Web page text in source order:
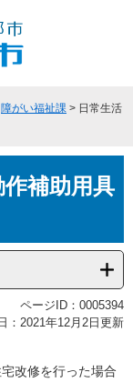
障がい福祉課 > 日常生活
作補助用具
ページID：0005394
：2021年12月2日更新
改修を行った場合